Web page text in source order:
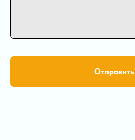
Отправить